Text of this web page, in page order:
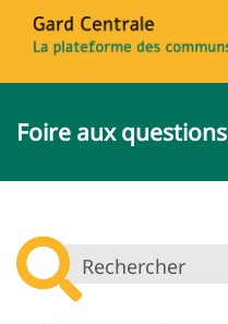
Foire aux questions